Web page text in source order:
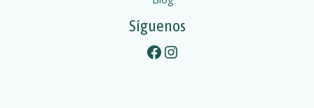
Síguenos
Facebook Instagram